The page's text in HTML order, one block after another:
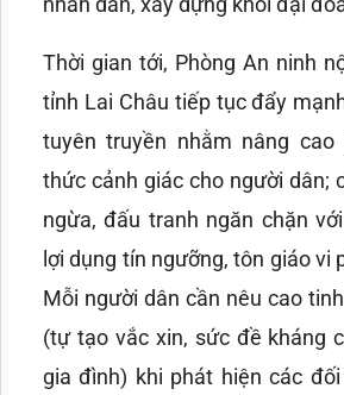
Thời gian tới, Phòng An ninh
tỉnh Lai Châu tiếp tục đẩy
tuyên truyền nhằm nâng
thức cảnh giác cho người dân;
ngừa, đấu tranh ngăn chặn
lợi dụng tín ngưỡng, tôn giáo vi
Mỗi người dân cần nêu cao
(tự tạo vắc xin, sức đề kháng
gia đình) khi phát hiện các